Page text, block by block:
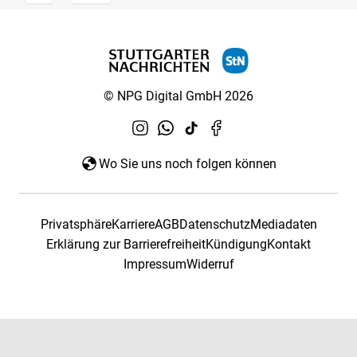
© NPG Digital GmbH 2026
Wo Sie uns noch folgen können
PrivatsphäreKarriereAGBDatenschutzMediadaten
Erklärung zur BarrierefreiheitKündigungKontakt
ImpressumWiderruf